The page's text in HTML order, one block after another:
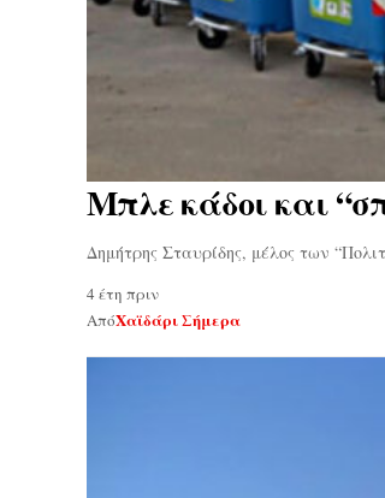
Μπλε κάδοι και
Δημήτρης Σταυρίδης, μέλος των
4 έτη πριν
ΑπόΧαϊδάρι Σήμερα